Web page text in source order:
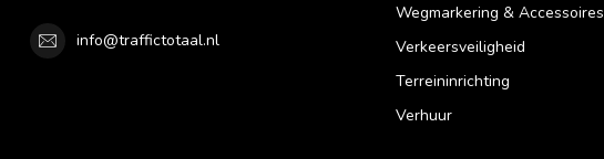
info@traffictotaal.nl
Wegmarkering & Accessoires
Verkeersveiligheid
Terreininrichting
Verhuur